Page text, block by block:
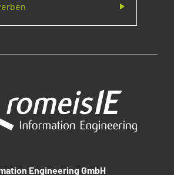
Engineering GmbH